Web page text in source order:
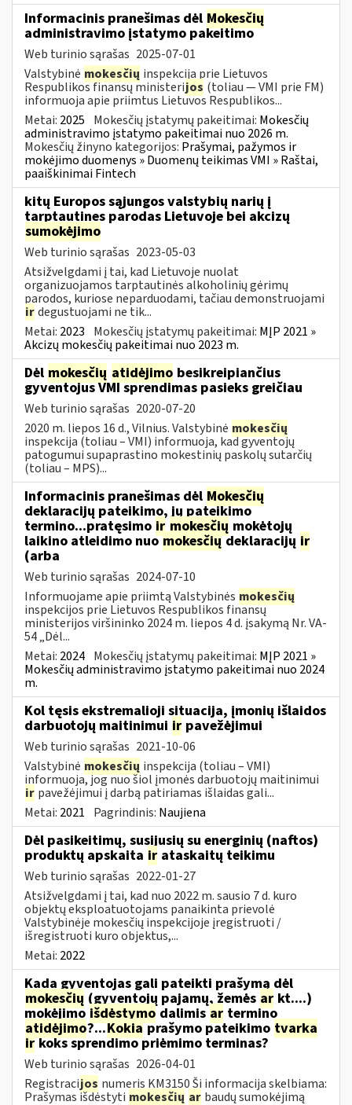
Informacinis pranešimas dėl Mokesčių
administravimo įstatymo pakeitimo
Web turinio sąrašas 2025-07-01
Valstybinė mokesčių inspekcija prie Lietuvos
Respublikos finansų ministerijos (toliau — VMI prie FM)
informuoja apie priimtus Lietuvos Respublikos...
Metai: 2025 Mokesčių įstatymų pakeitimai: Mokesčių
administravimo įstatymo pakeitimai nuo 2026 m.
Mokesčių žinyno kategorijos: Prašymai, pažymos ir
mokėjimo duomenys » Duomenų teikimas VMI » Raštai,
paaiškinimai Fintech
kitų Europos sąjungos valstybių narių į
tarptautines parodas Lietuvoje bei akcizų
sumokėjimo
Web turinio sąrašas 2023-05-03
Atsižvelgdami į tai, kad Lietuvoje nuolat
organizuojamos tarptautinės alkoholinių gėrimų
parodos, kuriose neparduodami, tačiau demonstruojami
irdegustuojami ne tik...
Metai: 2023 Mokesčių įstatymų pakeitimai: MĮP 2021 »
Akcizų mokesčių pakeitimai nuo 2023 m.
Dėl mokesčių atidėjimo besikreipiančius
gyventojus VMI sprendimas pasieks greičiau
Web turinio sąrašas 2020-07-20
2020 m. liepos 16 d., Vilnius. Valstybinė mokesčių
inspekcija (toliau – VMI) informuoja, kad gyventojų
patogumui supaprastino mokestinių paskolų sutarčių
(toliau – MPS)...
Informacinis pranešimas dėl Mokesčių
deklaracijų pateikimo, jų pateikimo
termino...pratęsimo ir mokesčių mokėtojų
laikino atleidimo nuomokesčiųdeklaracijų ir
(arba
Web turinio sąrašas 2024-07-10
Informuojame apie priimtą Valstybinės mokesčių
inspekcijos prie Lietuvos Respublikos finansų
ministerijos viršininko 2024 m. liepos 4 d. įsakymą Nr. VA-
54 „Dėl...
Metai: 2024 Mokesčių įstatymų pakeitimai: MĮP 2021 »
Mokesčių administravimo įstatymo pakeitimai nuo 2024
m.
Kol tęsis ekstremalioji situacija, įmonių išlaidos
darbuotojų maitinimui ir pavežėjimui
Web turinio sąrašas 2021-10-06
Valstybinė mokesčių inspekcija (toliau – VMI)
informuoja, jog nuo šiol įmonės darbuotojų maitinimui
ir pavežėjimui į darbą patiriamas išlaidas gali...
Metai: 2021 Pagrindinis: Naujiena
Dėl pasikeitimų, susijusių su energinių (naftos)
produktų apskaita ir ataskaitų teikimu
Web turinio sąrašas 2022-01-27
Atsižvelgdami į tai, kad nuo 2022 m. sausio 7 d. kuro
objektų eksploatuotojams panaikinta prievolė
Valstybinėje mokesčių inspekcijoje įregistruoti /
išregistruoti kuro objektus,...
Metai: 2022
Kada gyventojas gali pateikti prašymą dėl
mokesčių (gyventojų pajamų, žemės ar kt....)
mokėjimo išdėstymo dalimis ar termino
atidėjimo?...Kokiaprašymo pateikimo tvarka
irkoks sprendimo priėmimo terminas?
Web turinio sąrašas 2026-04-01
Registracijos numeris KM3150 Ši informacija skelbiama:
Prašymas išdėstyti mokesčių ar baudų sumokėjimą